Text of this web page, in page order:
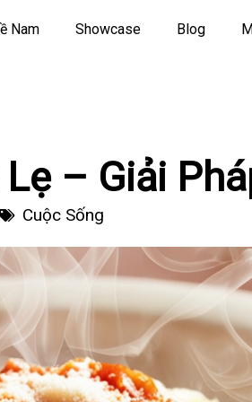
Nam Showcase Blog
– Giải
Cuộc Sống